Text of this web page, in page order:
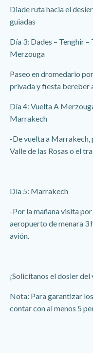
Diade ruta hacia el
guiadas
Día 3: Dades – Tenghir
Merzouga
Paseo en dromedario
privada y fiesta bereber
Día 4: Vuelta A
Marrakech
-De vuelta a Marrakech,
Valle de las Rosas o el
Día 5: Marrakech
-Por la mañana visita
aeropuerto de menara 3
avión.
¡Solicítanos el dosier
Nota: Para garantizar
contar con al menos 5